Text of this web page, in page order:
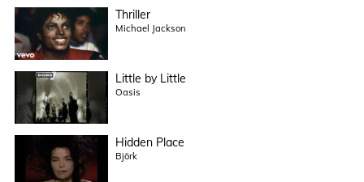
Thriller
Michael Jackson
Little by Little
Oasis
Hidden Place
Björk